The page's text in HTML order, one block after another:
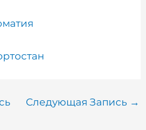
Следующая Запись →